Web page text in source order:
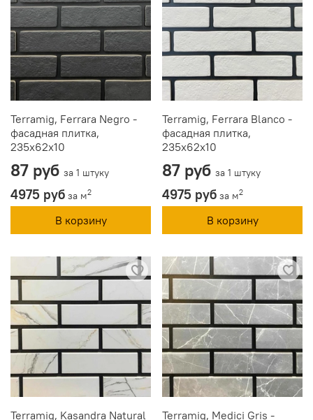
Terramig, Ferrara Negro -
фасадная плитка,
235x62x10
87 руб за 1 штуку
4975 руб за м2
В корзину
Terramig, Ferrara Blanco -
фасадная плитка,
235x62x10
87 руб за 1 штуку
4975 руб за м2
В корзину
Terramig, Kasandra Natural Terramig, Medici Gris -